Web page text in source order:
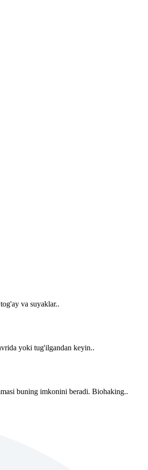
va suyaklar..
yoki tug'ilgandan keyin..
buning imkonini beradi. Biohaking..